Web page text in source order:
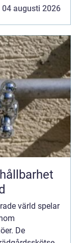
04 augusti 2026
värld spelar
De